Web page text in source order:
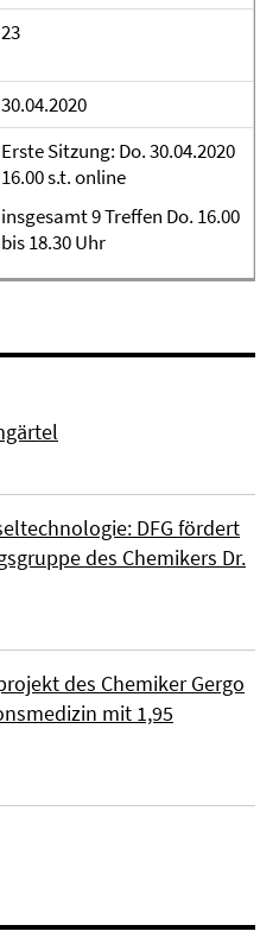
23
30.04.2020
Erste Sitzung: Do. 30.04.2020
16.00 s.t. online
insgesamt 9 Treffen Do. 16.00
bis 18.30 Uhr
DFG fördert
des Chemikers Dr.
des Chemiker Gergo
mit 1,95